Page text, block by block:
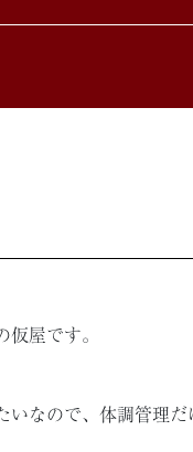
屋です。
なので、体調管理だ